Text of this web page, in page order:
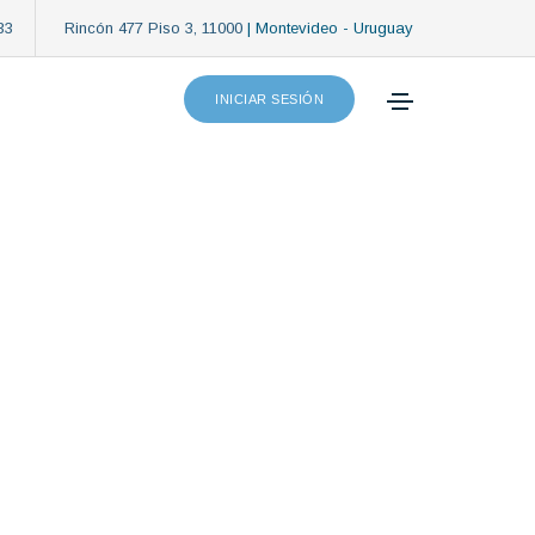
Rincón 477 Piso 3, 11000 | Montevideo - Uruguay
INICIAR SESIÓN
Home Servicios Gestión Patrimonial